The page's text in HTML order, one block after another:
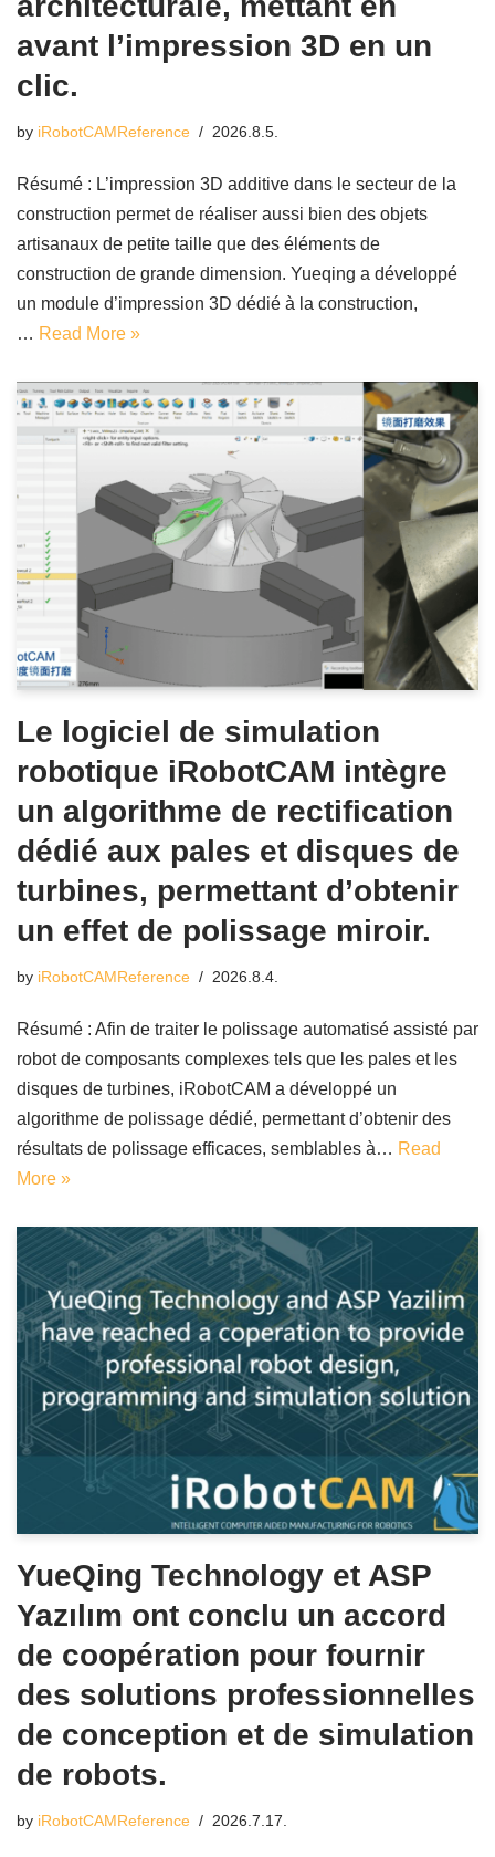
avant l’impression 3D en un
clic.
by iRobotCAMReference 2026.8.5.
Résumé : L’impression 3D additive dans le secteur de la
construction permet de réaliser aussi bien des objets
artisanaux de petite taille que des éléments de
construction de grande dimension. Yueqing a développé
un module d’impression 3D dédié à la construction,
… Read More »
Le logiciel de simulation
robotique iRobotCAM intègre
un algorithme de rectification
dédié aux pales et disques de
turbines, permettant d’obtenir
un effet de polissage miroir.
by iRobotCAMReference 2026.8.4.
Résumé : Afin de traiter le polissage automatisé assisté par
robot de composants complexes tels que les pales et les
disques de turbines, iRobotCAM a développé un
algorithme de polissage dédié, permettant d’obtenir des
résultats de polissage efficaces, semblables à… Read
More »
YueQing Technology et ASP
Yazılım ont conclu un accord
de coopération pour fournir
des solutions professionnelles
de conception et de simulation
de robots.
by iRobotCAMReference 2026.7.17.